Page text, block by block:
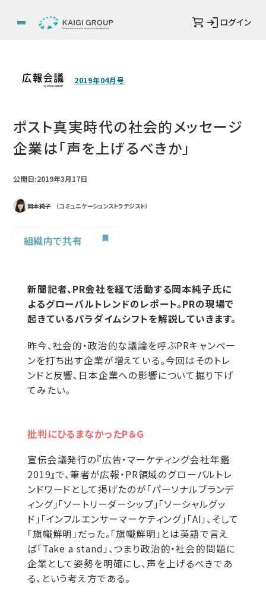
ログイン
2019年04月号
ポスト真実時代の社会的メッセージ
企業は「声を上げるべきか」
公開日:2019年3月17日
岡本純子 （コミュニケーションストラテジスト）
組織内で共有
新聞記者、PR会社を経て活動する岡本純子氏に
よるグローバルトレンドのレポート。PRの現場で
起きているパラダイムシフトを解説していきます。
昨今、社会的・政治的な議論を呼ぶPRキャンペー
ンを打ち出す企業が増えている。今回はそのトレ
ンドと反響、日本企業への影響について掘り下げ
てみたい。
批判にひるまなかったP＆G
宣伝会議発行の『広告・マーケティング会社年鑑
2019』で、筆者が広報・PR領域のグローバルトレ
ンドワードとして掲げたのが「パーソナルブランデ
ィング」「ソートリーダーシップ」「ソーシャルグッ
ド」「インフルエンサーマーケティング」「AI」、そして
「旗幟鮮明」だった。「旗幟鮮明」とは英語で言え
ば「Take a stand」、つまり政治的・社会的問題に
企業として姿勢を明確にし、声を上げるべきであ
る、という考え方である。